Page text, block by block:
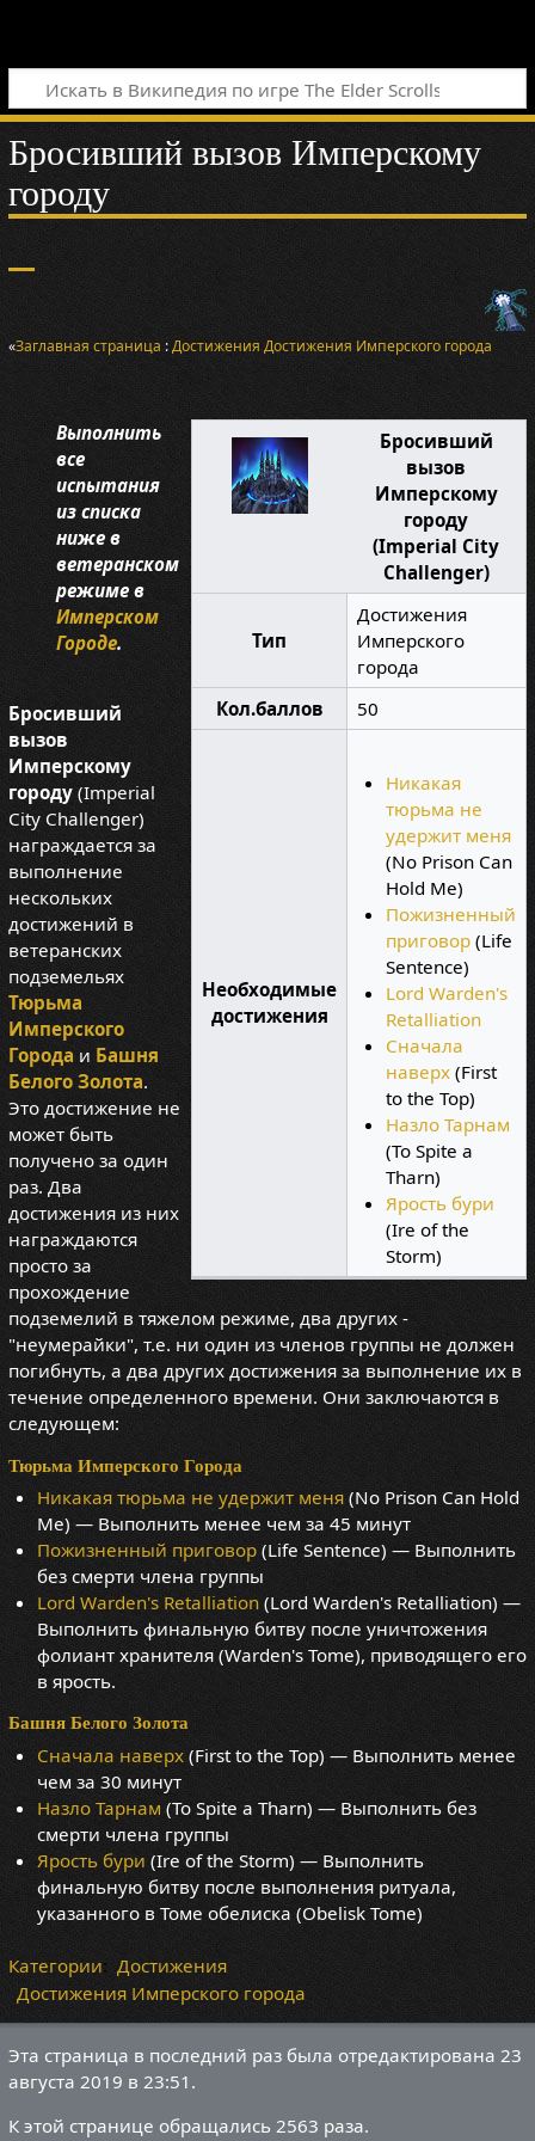
Бросивший вызов Имперскому
городу
«Заглавная страница :Достижения Достижения Имперского города
Бросивший
вызов
Имперскому
городу
(Imperial City
Challenger)
Тип
Достижения
Имперского
города
Кол.баллов
50
Необходимые
достижения
Никакая
тюрьма не
удержит меня
(No Prison Can
Hold Me)
Пожизненный
приговор (Life
Sentence)
Lord Warden's
Retalliation
Сначала
наверх (First
to the Top)
Назло Тарнам
(To Spite a
Tharn)
Ярость бури
(Ire of the
Storm)
Выполнить
все
испытания
из списка
ниже в
ветеранском
режиме в
Имперском
Городе.
Бросивший
вызов
Имперскому
городу(Imperial
City Challenger)
награждается за
выполнение
нескольких
достижений в
ветеранских
подземельях
Тюрьма
Имперского
Города и Башня
Белого Золота.
Это достижение не
может быть
получено за один
раз. Два
достижения из них
награждаются
просто за
прохождение
подземелий в тяжелом режиме, два других -
"неумерайки", т.е. ни один из членов группы не должен
погибнуть, а два других достижения за выполнение их в
течение определенного времени. Они заключаются в
следующем:
Тюрьма Имперского Города
Никакая тюрьма не удержит меня (No Prison Can Hold
Me) — Выполнить менее чем за 45 минут
Пожизненный приговор (Life Sentence) — Выполнить
без смерти члена группы
Lord Warden's Retalliation (Lord Warden's Retalliation) —
Выполнить финальную битву после уничтожения
фолиант хранителя (Warden's Tome), приводящего его
в ярость.
Башня Белого Золота
Сначала наверх (First to the Top) — Выполнить менее
чем за 30 минут
Назло Тарнам (To Spite a Tharn) — Выполнить без
смерти члена группы
Ярость бури (Ire of the Storm) — Выполнить
финальную битву после выполнения ритуала,
указанного в Томе обелиска (Obelisk Tome)
Категории: Достижения
Достижения Имперского города
Эта страница в последний раз была отредактирована 23
августа 2019 в 23:51.
К этой странице обращались 2563 раза.